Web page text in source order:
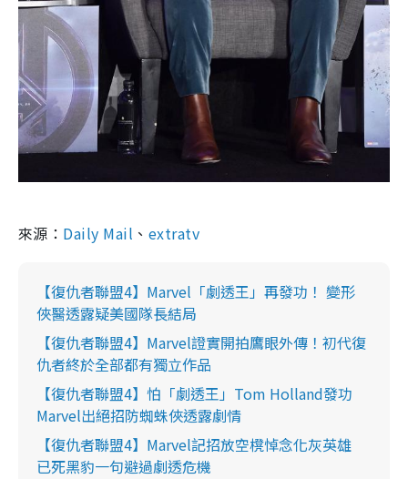
來源： Daily Mail 、 extratv
【復仇者聯盟4】Marvel「劇透王」再發功！ 變形
俠醫透露疑美國隊長結局
【復仇者聯盟4】Marvel證實開拍鷹眼外傳！初代復
仇者終於全部都有獨立作品
【復仇者聯盟4】怕「劇透王」Tom Holland發功
Marvel出絕招防蜘蛛俠透露劇情
【復仇者聯盟4】Marvel記招放空櫈悼念化灰英雄
已死黑豹一句避過劇透危機